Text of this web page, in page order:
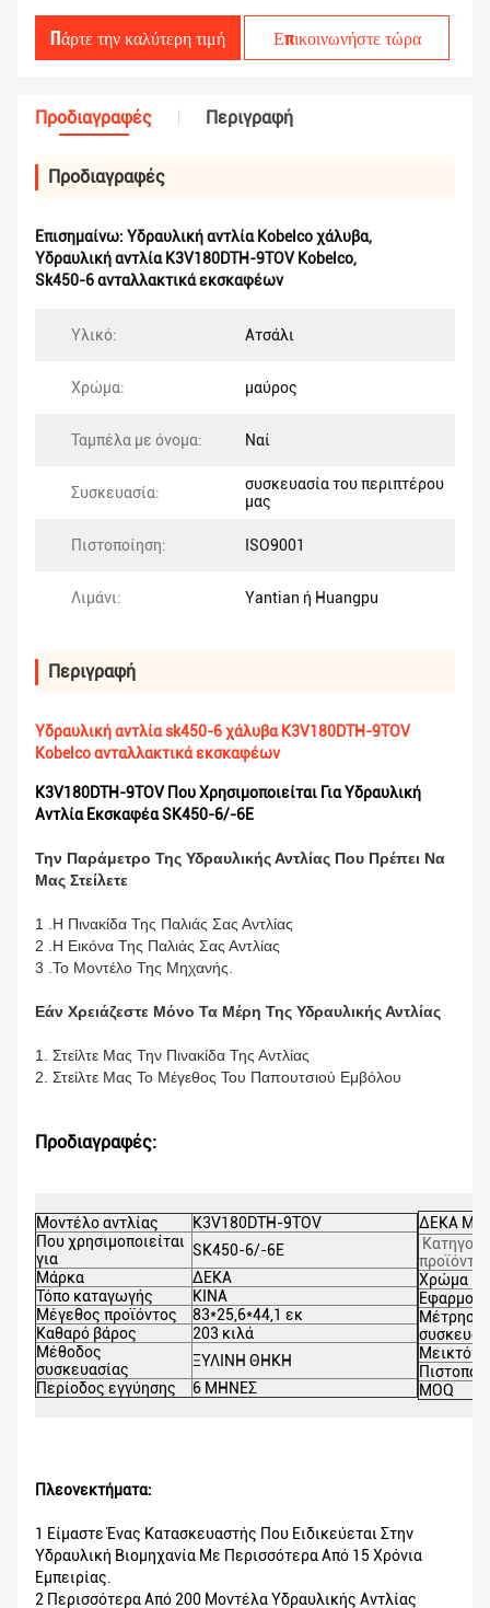
Πάρτε την καλύτερη τιμή Επικοινωνήστε τώρα
Προδιαγραφές Περιγραφή
Προδιαγραφές
Επισημαίνω: Υδραυλική αντλία Kobelco χάλυβα,
Υδραυλική αντλία K3V180DTH-9TOV Kobelco,
Sk450-6 ανταλλακτικά εκσκαφέων
Υλικό: Ατσάλι
Χρώμα: μαύρος
Ταμπέλα με όνομα: Ναί
Συσκευασία:
συσκευασία του περιπτέρου
μας
Πιστοποίηση: ISO9001
Λιμάνι: Yantian ή Huangpu
Περιγραφή
Υδραυλική αντλία sk450-6 χάλυβα K3V180DTH-9TOV
Kobelco ανταλλακτικά εκσκαφέων
K3V180DTH-9TOV Που Χρησιμοποιείται Για Υδραυλική
Αντλία Εκσκαφέα SK450-6/-6E
Την Παράμετρο Της Υδραυλικής Αντλίας Που Πρέπει Να
Μας Στείλετε
1 .Η Πινακίδα Της Παλιάς Σας Αντλίας
2 .Η Εικόνα Της Παλιάς Σας Αντλίας
3 .Το Μοντέλο Της Μηχανής.
Εάν Χρειάζεστε Μόνο Τα Μέρη Της Υδραυλικής Αντλίας
1. Στείλτε Μας Την Πινακίδα Της Αντλίας
2. Στείλτε Μας Το Μέγεθος Του Παπουτσιού Εμβόλου
Προδιαγραφές:
Μοντέλο αντλίας
K3V180DTH-9TOV
Που χρησιμοποιείται
για
SK450-6/-6E
Μάρκα
ΔΕΚΑ
Τόπο καταγωγής
ΚΙΝΑ
Μέγεθος προϊόντος
83*25,6*44,1 εκ
Καθαρό βάρος
203 κιλά
Μέθοδος
συσκευασίας
ΞΥΛΙΝΗ ΘΗΚΗ
Περίοδος εγγύησης
6 ΜΗΝΕΣ
ΔΕΚΑ
Χρώμα
Μέτρηση
Μεικτό
MOQ
Πλεονεκτήματα:
1 Είμαστε Ένας Κατασκευαστής Που Ειδικεύεται Στην
Υδραυλική Βιομηχανία Με Περισσότερα Από 15 Χρόνια
Εμπειρίας.
2 Περισσότερα Από 200 Μοντέλα Υδραυλικής Αντλίας